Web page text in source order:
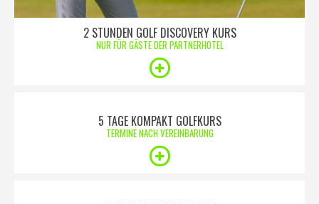
2 STUNDEN GOLF DISCOVERY KURS
NUR FÜR GÄSTE DER PARTNERHOTEL
5 TAGE KOMPAKT GOLFKURS
TERMINE NACH VEREINBARUNG